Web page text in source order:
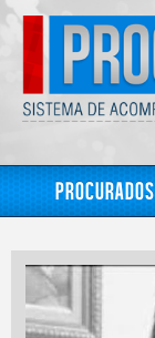
Procurados